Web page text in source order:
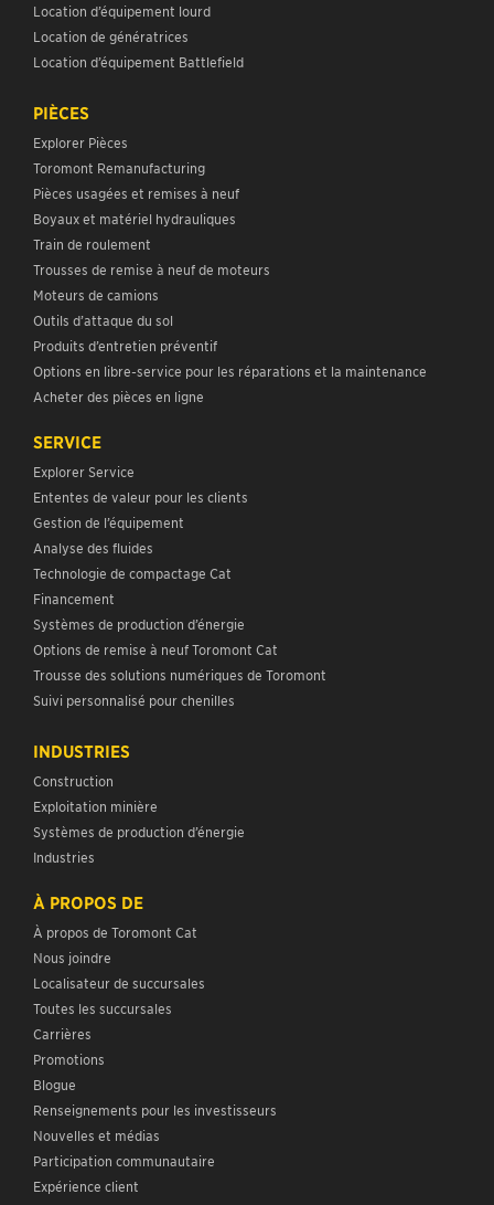
Location d’équipement lourd
Location de génératrices
Location d’équipement Battlefield
PIÈCES
Explorer Pièces
Toromont Remanufacturing
Pièces usagées et remises à neuf
Boyaux et matériel hydrauliques
Train de roulement
Trousses de remise à neuf de moteurs
Moteurs de camions
Outils d’attaque du sol
Produits d’entretien préventif
Options en libre-service pour les réparations et la maintenance
Acheter des pièces en ligne
SERVICE
Explorer Service
Ententes de valeur pour les clients
Gestion de l’équipement
Analyse des fluides
Technologie de compactage Cat
Financement
Systèmes de production d’énergie
Options de remise à neuf Toromont Cat
Trousse des solutions numériques de Toromont
Suivi personnalisé pour chenilles
INDUSTRIES
Construction
Exploitation minière
Systèmes de production d’énergie
Industries
À PROPOS DE
À propos de Toromont Cat
Nous joindre
Localisateur de succursales
Toutes les succursales
Carrières
Promotions
Blogue
Renseignements pour les investisseurs
Nouvelles et médias
Participation communautaire
Expérience client